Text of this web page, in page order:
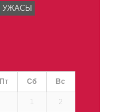
УЖАСЫ
Пт Сб Вс
1 2